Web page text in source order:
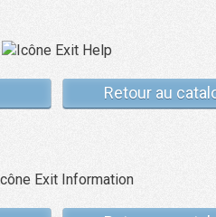
Retour au